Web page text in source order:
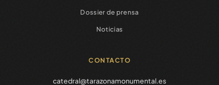
Dossier de prensa
Noticias
CONTACTO
catedral@tarazonamonumental.es